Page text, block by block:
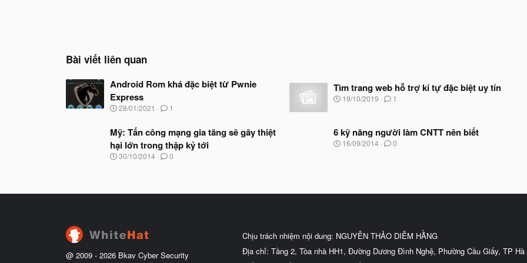
Bài viết liên quan
Android Rom khá đặc biệt từ Pwnie
Express
N
y
b
ắ
u
28/01/2021 1
Tìm trang web hỗ trợ kí tự đặc biệt uy tín
N
b
ắ
19/10/2019 1
Mỹ: Tấn công mạng gia tăng sẽ gây thiệt
hại lớn trong thập kỷ tới
N
b
ầ
u
30/10/2014 0
6 kỹ năng người làm CNTT nên biết
N
16/09/2014 0
@ 2009 - 2026 Bkav Cyber Security
Chịu trách nhiệm nội dung: NGUYỄN THẢO DIỄM HẰNG
Địa chỉ: Tầng 2, Tòa nhà HH1, Đường Dương Đình Nghệ, Phường Cầu Giấy, TP Hà